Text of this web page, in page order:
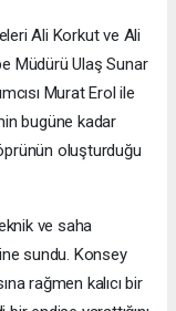
Ali Korkut ve Ali
Müdürü Ulaş Sunar
Murat Erol ile
bugüne kadar
oluşturduğu
ve saha
sundu. Konsey
rağmen kalıcı bir